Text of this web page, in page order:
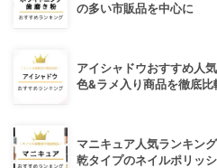
の多い市販品を中心に
アイシャドウおすすめ人
色&ラメ入り商品を徹底比
マニキュア人気ランキン
乾タイプのネイルポリッ